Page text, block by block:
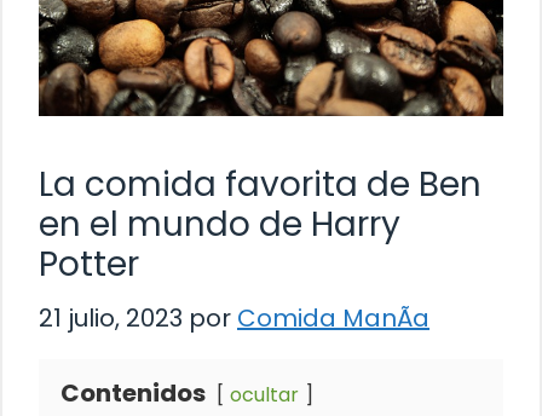
La comida favorita de Ben
en el mundo de Harry
Potter
21 julio, 2023 por Comida ManÃ­a
Contenidos ocultar